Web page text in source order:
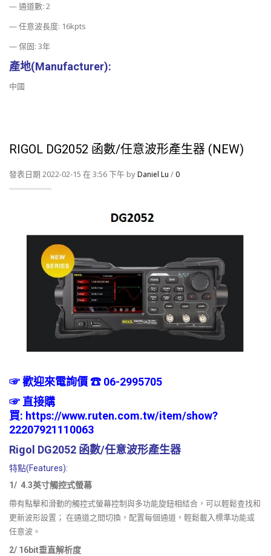
— 通道數: 2
— 任意波長度: 16kpts
— 保固: 3年
產地(Manufacturer):
中國
RIGOL DG2052 函數/任意波形產生器 (NEW)
發表日期 2022-02-15 在 3:56 下午 byDaniel Lu / 0
☞ 歡迎來電詢價 ☎ 06-2995705
☞ 直接購
買: https://www.ruten.com.tw/item/show?
22207921110063
Rigol DG2052 函數/任意波形產生器
特點(Features):
1/ 4.3英寸觸控式螢幕
帶有點擊和滑動的觸控式螢幕控制與多功能旋鈕相結合，可以輕鬆查找和
更新波形設置； 在通道之間切換，配置每個通道，輕鬆載入標準功能或
任意波。
2/ 16bit垂直解析度